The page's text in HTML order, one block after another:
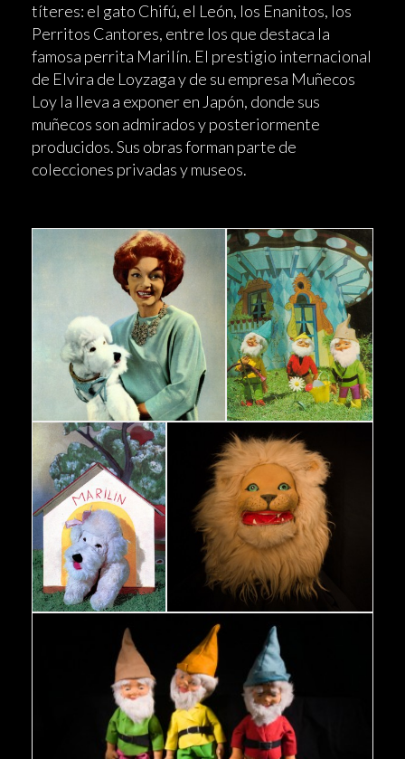
títeres: el gato Chifú, el León, los Enanitos, los
Perritos Cantores, entre los que destaca la
famosa perrita Marilín. El prestigio internacional
de Elvira de Loyzaga y de su empresa Muñecos
Loy la lleva a exponer en Japón, donde sus
muñecos son admirados y posteriormente
producidos. Sus obras forman parte de
colecciones privadas y museos.